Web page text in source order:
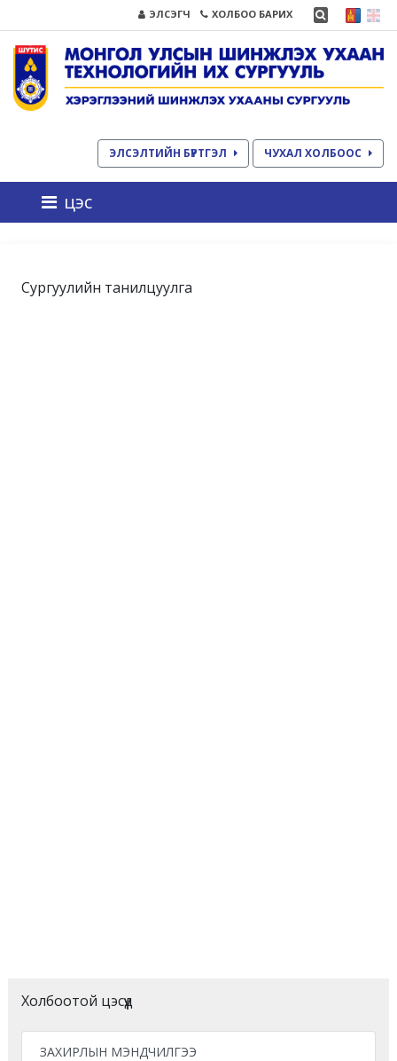
ЭЛСЭГЧ ХОЛБОО БАРИХ
ЭЛСЭЛТИЙН БҮРТГЭЛ ЧУХАЛ ХОЛБООС
цэс
Сургуулийн танилцуулга
Холбоотой цэсүүд
ЗАХИРЛЫН МЭНДЧИЛГЭЭ